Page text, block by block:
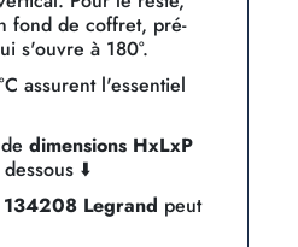
fond de coffret, pré-
s'ouvre à 180°.
assurent l'essentiel
dedimensions HxLxP
⬇️
Legrand peut